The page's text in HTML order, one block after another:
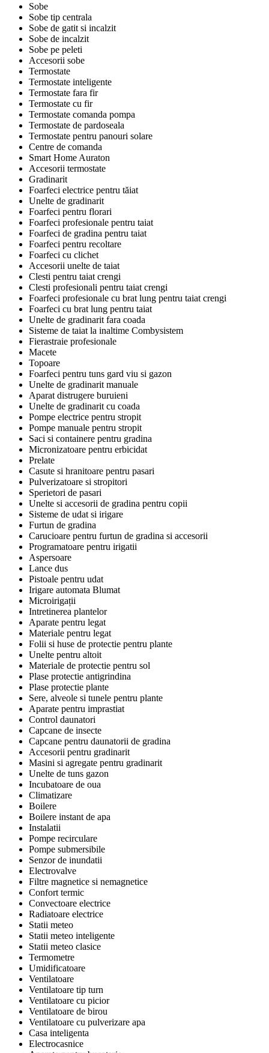
Sobe
Sobe tip centrala
Sobe de gatit si incalzit
Sobe de incalzit
Sobe pe peleti
Accesorii sobe
Termostate
Termostate inteligente
Termostate fara fir
Termostate cu fir
Termostate comanda pompa
Termostate de pardoseala
Termostate pentru panouri solare
Centre de comanda
Smart Home Auraton
Accesorii termostate
Gradinarit
Foarfeci electrice pentru tăiat
Unelte de gradinarit
Foarfeci pentru florari
Foarfeci profesionale pentru taiat
Foarfeci de gradina pentru taiat
Foarfeci pentru recoltare
Foarfeci cu clichet
Accesorii unelte de taiat
Clesti pentru taiat crengi
Clesti profesionali pentru taiat crengi
Foarfeci profesionale cu brat lung pentru taiat crengi
Foarfeci cu brat lung pentru taiat
Unelte de gradinarit fara coada
Sisteme de taiat la inaltime Combysistem
Fierastraie profesionale
Macete
Topoare
Foarfeci pentru tuns gard viu si gazon
Unelte de gradinarit manuale
Aparat distrugere buruieni
Unelte de gradinarit cu coada
Pompe electrice pentru stropit
Pompe manuale pentru stropit
Saci si containere pentru gradina
Micronizatoare pentru erbicidat
Prelate
Casute si hranitoare pentru pasari
Pulverizatoare si stropitori
Sperietori de pasari
Unelte si accesorii de gradina pentru copii
Sisteme de udat si irigare
Furtun de gradina
Carucioare pentru furtun de gradina si accesorii
Programatoare pentru irigatii
Aspersoare
Lance dus
Pistoale pentru udat
Irigare automata Blumat
Microirigații
Intretinerea plantelor
Aparate pentru legat
Materiale pentru legat
Folii si huse de protectie pentru plante
Unelte pentru altoit
Materiale de protectie pentru sol
Plase protectie antigrindina
Plase protectie plante
Sere, alveole si tunele pentru plante
Aparate pentru imprastiat
Control daunatori
Capcane de insecte
Capcane pentru daunatorii de gradina
Accesorii pentru gradinarit
Masini si agregate pentru gradinarit
Unelte de tuns gazon
Incubatoare de oua
Climatizare
Boilere
Boilere instant de apa
Instalatii
Pompe recirculare
Pompe submersibile
Senzor de inundatii
Electrovalve
Filtre magnetice si nemagnetice
Confort termic
Convectoare electrice
Radiatoare electrice
Statii meteo
Statii meteo inteligente
Statii meteo clasice
Termometre
Umidificatoare
Ventilatoare
Ventilatoare tip turn
Ventilatoare cu picior
Ventilatoare de birou
Ventilatoare cu pulverizare apa
Casa inteligenta
Electrocasnice